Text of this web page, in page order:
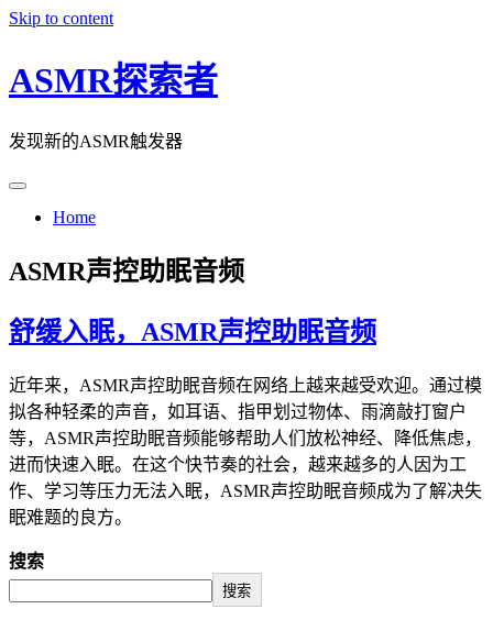
Skip to content
ASMR探索者
发现新的ASMR触发器
Home
ASMR声控助眠音频
舒缓入眠，ASMR声控助眠音频
近年来，ASMR声控助眠音频在网络上越来越受欢迎。通过模
拟各种轻柔的声音，如耳语、指甲划过物体、雨滴敲打窗户
等，ASMR声控助眠音频能够帮助人们放松神经、降低焦虑，
进而快速入眠。在这个快节奏的社会，越来越多的人因为工
作、学习等压力无法入眠，ASMR声控助眠音频成为了解决失
眠难题的良方。
搜索
搜索